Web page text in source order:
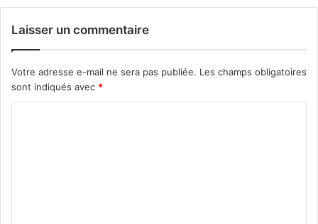
Laisser un commentaire
Votre adresse e-mail ne sera pas publiée. Les champs obligatoires
sont indiqués avec *